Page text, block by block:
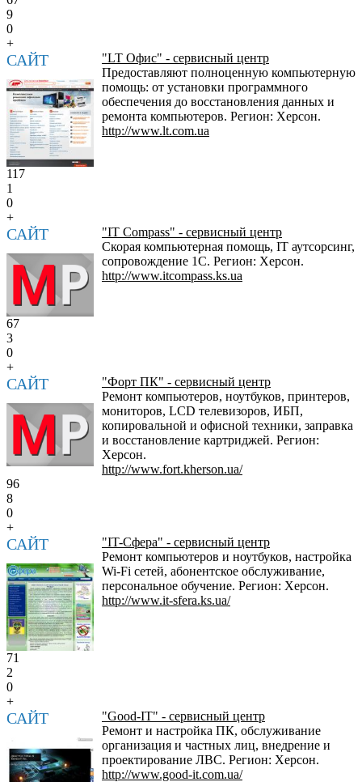
9
0
+
САЙТ
"LT Офис" - сервисный центр
Предоставляют полноценную компьютерную
помощь: от установки программного
обеспечения до восстановления данных и
ремонта компьютеров. Регион: Херсон.
http://www.lt.com.ua
117
1
0
+
САЙТ
"IT Compass" - сервисный центр
Скорая компьютерная помощь, IT аутсорсинг,
сопровождение 1С. Регион: Херсон.
http://www.itcompass.ks.ua
67
3
0
+
САЙТ
"Форт ПК" - сервисный центр
Ремонт компьютеров, ноутбуков, принтеров,
мониторов, LCD телевизоров, ИБП,
копировальной и офисной техники, заправка
и восстановление картриджей. Регион:
Херсон.
http://www.fort.kherson.ua/
96
8
0
+
САЙТ
"IT-Сфера" - сервисный центр
Ремонт компьютеров и ноутбуков, настройка
Wi-Fi сетей, абонентское обслуживание,
персональное обучение. Регион: Херсон.
http://www.it-sfera.ks.ua/
71
2
0
+
САЙТ
"Good-IT" - сервисный центр
Ремонт и настройка ПК, обслуживание
организация и частных лиц, внедрение и
проектирование ЛВС. Регион: Херсон.
http://www.good-it.com.ua/